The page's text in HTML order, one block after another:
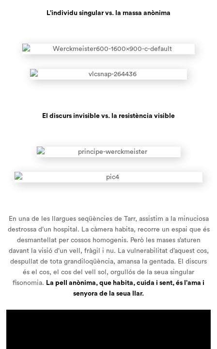
L’individu singular vs. la massa anònima
El discurs invisible vs. la resistència visible
En una de les llargues seqüències de Tarr, assistim a la minuciosa
destrossa d’un hospital. La càmera habita, recorre un espai que és
desmantellat per cossos homogenis. Però les mases s’aturen
davant la visió d’un vell, fràgil i nu. La vulnerabilitat d’aquest cos,
despullat de tota grandiloqüència, amansa la gentada. El discurs
és el cos, el cos del vell sol, orgullós de la seua singular
fisonomia. La pell anònima, que habita, cuida i sent, és l’ama i
senyora de la seua llar.